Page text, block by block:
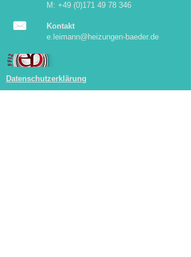
M: +49 (0)171 49 78 346
Kontakt
e.leimann@heizungen-baeder.de
Datenschutzerklärung